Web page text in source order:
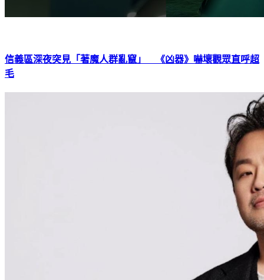
信義區深夜突見「著魔人群亂竄」 《凶器》嚇壞觀眾直呼超
毛